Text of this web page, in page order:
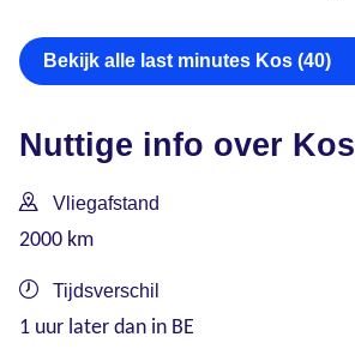
Bekijk alle last minutes Kos (40)
Nuttige info over Kos
Vliegafstand
2000 km
Tijdsverschil
1 uur later dan in BE